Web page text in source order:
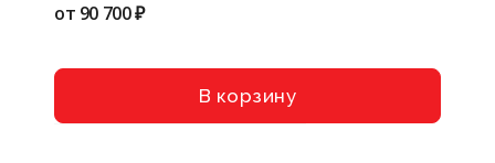
от 90 700 ₽
В корзину